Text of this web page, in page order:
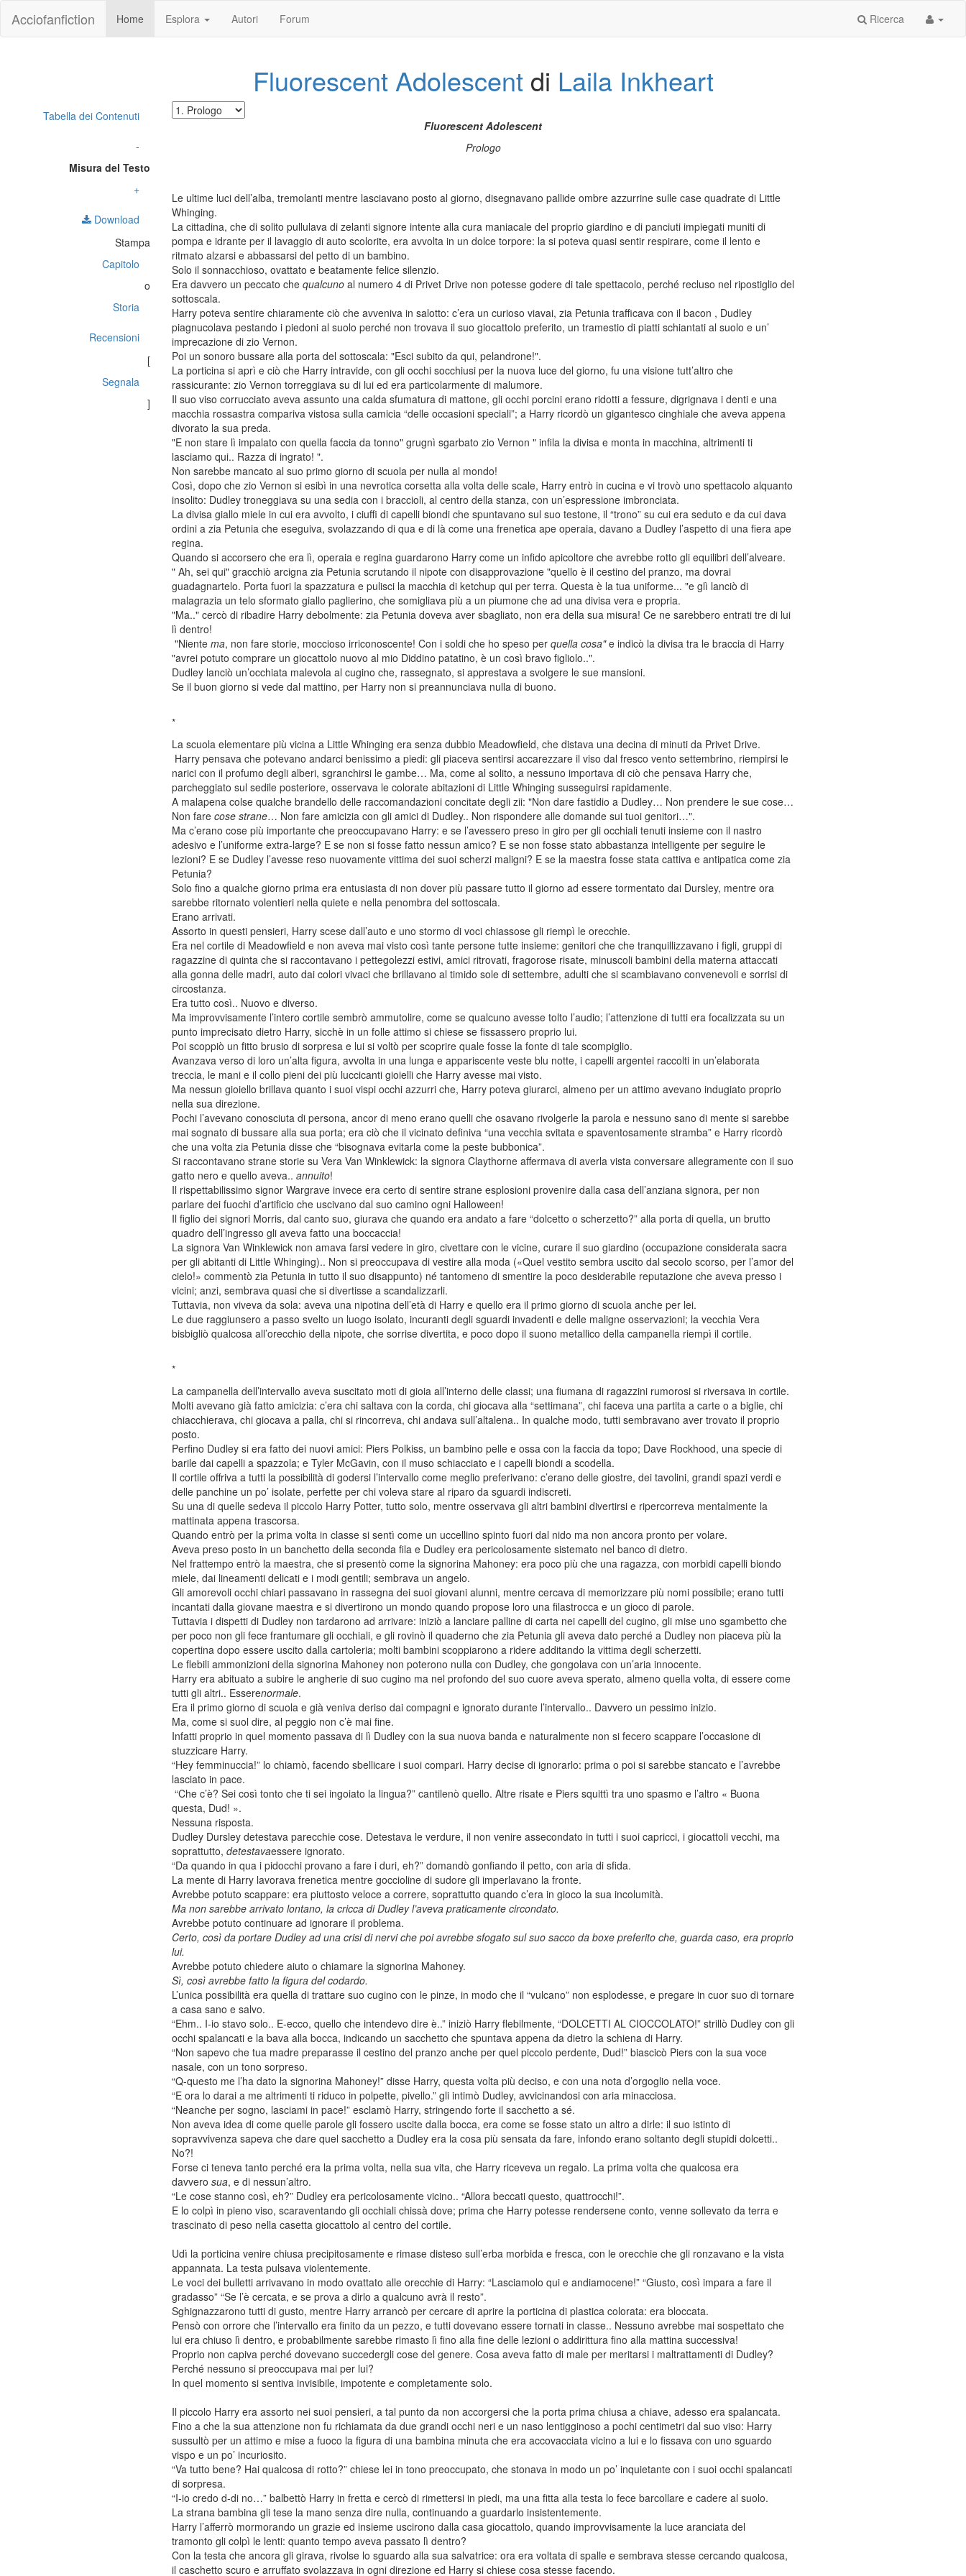
Acciofanfiction Home Esplora Autori Forum Ricerca
Fluorescent Adolescentdi Laila Inkheart
Tabella dei Contenuti
-
Misura del Testo
+
Download
Stampa
Capitolo
o
Storia
Recensioni
[
Segnala
]
Fluorescent Adolescent
Prologo
Le ultime luci dell’alba, tremolanti mentre lasciavano posto al giorno, disegnavano pallide ombre azzurrine sulle case quadrate di Little
Whinging.
La cittadina, che di solito pullulava di zelanti signore intente alla cura maniacale del proprio giardino e di panciuti impiegati muniti di
pompa e idrante per il lavaggio di auto scolorite, era avvolta in un dolce torpore: la si poteva quasi sentir respirare, come il lento e
ritmato alzarsi e abbassarsi del petto di un bambino.
Solo il sonnacchioso, ovattato e beatamente felice silenzio.
Era davvero un peccato che qualcuno al numero 4 di Privet Drive non potesse godere di tale spettacolo, perché recluso nel ripostiglio del
sottoscala.
Harry poteva sentire chiaramente ciò che avveniva in salotto: c’era un curioso viavai, zia Petunia trafficava con il bacon , Dudley
piagnucolava pestando i piedoni al suolo perché non trovava il suo giocattolo preferito, un tramestio di piatti schiantati al suolo e un’
imprecazione di zio Vernon.
Poi un sonoro bussare alla porta del sottoscala: "Esci subito da qui, pelandrone!".
La porticina si aprì e ciò che Harry intravide, con gli occhi socchiusi per la nuova luce del giorno, fu una visione tutt’altro che
rassicurante: zio Vernon torreggiava su di lui ed era particolarmente di malumore.
Il suo viso corrucciato aveva assunto una calda sfumatura di mattone, gli occhi porcini erano ridotti a fessure, digrignava i denti e una
macchia rossastra compariva vistosa sulla camicia “delle occasioni speciali”; a Harry ricordò un gigantesco cinghiale che aveva appena
divorato la sua preda.
"E non stare lì impalato con quella faccia da tonno" grugnì sgarbato zio Vernon " infila la divisa e monta in macchina, altrimenti ti
lasciamo qui.. Razza di ingrato! ".
Non sarebbe mancato al suo primo giorno di scuola per nulla al mondo!
Così, dopo che zio Vernon si esibì in una nevrotica corsetta alla volta delle scale, Harry entrò in cucina e vi trovò uno spettacolo alquanto
insolito: Dudley troneggiava su una sedia con i braccioli, al centro della stanza, con un’espressione imbronciata.
La divisa giallo miele in cui era avvolto, i ciuffi di capelli biondi che spuntavano sul suo testone, il “trono” su cui era seduto e da cui dava
ordini a zia Petunia che eseguiva, svolazzando di qua e di là come una frenetica ape operaia, davano a Dudley l’aspetto di una fiera ape
regina.
Quando si accorsero che era lì, operaia e regina guardarono Harry come un infido apicoltore che avrebbe rotto gli equilibri dell’alveare.
" Ah, sei qui" gracchiò arcigna zia Petunia scrutando il nipote con disapprovazione "quello è il cestino del pranzo, ma dovrai
guadagnartelo. Porta fuori la spazzatura e pulisci la macchia di ketchup qui per terra. Questa è la tua uniforme... "e glì lanciò di
malagrazia un telo sformato giallo paglierino, che somigliava più a un piumone che ad una divisa vera e propria.
"Ma.." cercò di ribadire Harry debolmente: zia Petunia doveva aver sbagliato, non era della sua misura! Ce ne sarebbero entrati tre di lui
lì dentro!
"Niente ma, non fare storie, moccioso irriconoscente! Con i soldi che ho speso per quella cosa"e indicò la divisa tra le braccia di Harry
"avrei potuto comprare un giocattolo nuovo al mio Diddino patatino, è un così bravo figliolo..".
Dudley lanciò un’occhiata malevola al cugino che, rassegnato, si apprestava a svolgere le sue mansioni.
Se il buon giorno si vede dal mattino, per Harry non si preannunciava nulla di buono.
*
La scuola elementare più vicina a Little Whinging era senza dubbio Meadowfield, che distava una decina di minuti da Privet Drive.
Harry pensava che potevano andarci benissimo a piedi: gli piaceva sentirsi accarezzare il viso dal fresco vento settembrino, riempirsi le
narici con il profumo degli alberi, sgranchirsi le gambe… Ma, come al solito, a nessuno importava di ciò che pensava Harry che,
parcheggiato sul sedile posteriore, osservava le colorate abitazioni di Little Whinging susseguirsi rapidamente.
A malapena colse qualche brandello delle raccomandazioni concitate degli zii: "Non dare fastidio a Dudley… Non prendere le sue cose…
Non fare cose strane… Non fare amicizia con gli amici di Dudley.. Non rispondere alle domande sui tuoi genitori…".
Ma c’erano cose più importante che preoccupavano Harry: e se l’avessero preso in giro per gli occhiali tenuti insieme con il nastro
adesivo e l’uniforme extra-large? E se non si fosse fatto nessun amico? E se non fosse stato abbastanza intelligente per seguire le
lezioni? E se Dudley l’avesse reso nuovamente vittima dei suoi scherzi maligni? E se la maestra fosse stata cattiva e antipatica come zia
Petunia?
Solo fino a qualche giorno prima era entusiasta di non dover più passare tutto il giorno ad essere tormentato dai Dursley, mentre ora
sarebbe ritornato volentieri nella quiete e nella penombra del sottoscala.
Erano arrivati.
Assorto in questi pensieri, Harry scese dall’auto e uno stormo di voci chiassose gli riempì le orecchie.
Era nel cortile di Meadowfield e non aveva mai visto così tante persone tutte insieme: genitori che che tranquillizzavano i figli, gruppi di
ragazzine di quinta che si raccontavano i pettegolezzi estivi, amici ritrovati, fragorose risate, minuscoli bambini della materna attaccati
alla gonna delle madri, auto dai colori vivaci che brillavano al timido sole di settembre, adulti che si scambiavano convenevoli e sorrisi di
circostanza.
Era tutto così.. Nuovo e diverso.
Ma improvvisamente l’intero cortile sembrò ammutolire, come se qualcuno avesse tolto l’audio; l’attenzione di tutti era focalizzata su un
punto imprecisato dietro Harry, sicchè in un folle attimo si chiese se fissassero proprio lui.
Poi scoppiò un fitto brusio di sorpresa e lui si voltò per scoprire quale fosse la fonte di tale scompiglio.
Avanzava verso di loro un’alta figura, avvolta in una lunga e appariscente veste blu notte, i capelli argentei raccolti in un’elaborata
treccia, le mani e il collo pieni dei più luccicanti gioielli che Harry avesse mai visto.
Ma nessun gioiello brillava quanto i suoi vispi occhi azzurri che, Harry poteva giurarci, almeno per un attimo avevano indugiato proprio
nella sua direzione.
Pochi l’avevano conosciuta di persona, ancor di meno erano quelli che osavano rivolgerle la parola e nessuno sano di mente si sarebbe
mai sognato di bussare alla sua porta; era ciò che il vicinato definiva “una vecchia svitata e spaventosamente stramba” e Harry ricordò
che una volta zia Petunia disse che “bisognava evitarla come la peste bubbonica”.
Si raccontavano strane storie su Vera Van Winklewick: la signora Claythorne affermava di averla vista conversare allegramente con il suo
gatto nero e quello aveva.. annuito!
Il rispettabilissimo signor Wargrave invece era certo di sentire strane esplosioni provenire dalla casa dell’anziana signora, per non
parlare dei fuochi d’artificio che uscivano dal suo camino ogni Halloween!
Il figlio dei signori Morris, dal canto suo, giurava che quando era andato a fare “dolcetto o scherzetto?” alla porta di quella, un brutto
quadro dell’ingresso gli aveva fatto una boccaccia!
La signora Van Winklewick non amava farsi vedere in giro, civettare con le vicine, curare il suo giardino (occupazione considerata sacra
per gli abitanti di Little Whinging).. Non si preoccupava di vestire alla moda («Quel vestito sembra uscito dal secolo scorso, per l’amor del
cielo!» commentò zia Petunia in tutto il suo disappunto) né tantomeno di smentire la poco desiderabile reputazione che aveva presso i
vicini; anzi, sembrava quasi che si divertisse a scandalizzarli.
Tuttavia, non viveva da sola: aveva una nipotina dell’età di Harry e quello era il primo giorno di scuola anche per lei.
Le due raggiunsero a passo svelto un luogo isolato, incuranti degli sguardi invadenti e delle maligne osservazioni; la vecchia Vera
bisbigliò qualcosa all’orecchio della nipote, che sorrise divertita, e poco dopo il suono metallico della campanella riempì il cortile.
*
La campanella dell’intervallo aveva suscitato moti di gioia all’interno delle classi; una fiumana di ragazzini rumorosi si riversava in cortile.
Molti avevano già fatto amicizia: c’era chi saltava con la corda, chi giocava alla “settimana”, chi faceva una partita a carte o a biglie, chi
chiacchierava, chi giocava a palla, chi si rincorreva, chi andava sull’altalena.. In qualche modo, tutti sembravano aver trovato il proprio
posto.
Perfino Dudley si era fatto dei nuovi amici: Piers Polkiss, un bambino pelle e ossa con la faccia da topo; Dave Rockhood, una specie di
barile dai capelli a spazzola; e Tyler McGavin, con il muso schiacciato e i capelli biondi a scodella.
Il cortile offriva a tutti la possibilità di godersi l’intervallo come meglio preferivano: c’erano delle giostre, dei tavolini, grandi spazi verdi e
delle panchine un po’ isolate, perfette per chi voleva stare al riparo da sguardi indiscreti.
Su una di quelle sedeva il piccolo Harry Potter, tutto solo, mentre osservava gli altri bambini divertirsi e ripercorreva mentalmente la
mattinata appena trascorsa.
Quando entrò per la prima volta in classe si sentì come un uccellino spinto fuori dal nido ma non ancora pronto per volare.
Aveva preso posto in un banchetto della seconda fila e Dudley era pericolosamente sistemato nel banco di dietro.
Nel frattempo entrò la maestra, che si presentò come la signorina Mahoney: era poco più che una ragazza, con morbidi capelli biondo
miele, dai lineamenti delicati e i modi gentili; sembrava un angelo.
Gli amorevoli occhi chiari passavano in rassegna dei suoi giovani alunni, mentre cercava di memorizzare più nomi possibile; erano tutti
incantati dalla giovane maestra e si divertirono un mondo quando propose loro una filastrocca e un gioco di parole.
Tuttavia i dispetti di Dudley non tardarono ad arrivare: iniziò a lanciare palline di carta nei capelli del cugino, gli mise uno sgambetto che
per poco non gli fece frantumare gli occhiali, e gli rovinò il quaderno che zia Petunia gli aveva dato perché a Dudley non piaceva più la
copertina dopo essere uscito dalla cartoleria; molti bambini scoppiarono a ridere additando la vittima degli scherzetti.
Le flebili ammonizioni della signorina Mahoney non poterono nulla con Dudley, che gongolava con un’aria innocente.
Harry era abituato a subire le angherie di suo cugino ma nel profondo del suo cuore aveva sperato, almeno quella volta, di essere come
tutti gli altri.. Esserenormale.
Era il primo giorno di scuola e già veniva deriso dai compagni e ignorato durante l’intervallo.. Davvero un pessimo inizio.
Ma, come si suol dire, al peggio non c’è mai fine.
Infatti proprio in quel momento passava di lì Dudley con la sua nuova banda e naturalmente non si fecero scappare l’occasione di
stuzzicare Harry.
“Hey femminuccia!” lo chiamò, facendo sbellicare i suoi compari. Harry decise di ignorarlo: prima o poi si sarebbe stancato e l’avrebbe
lasciato in pace.
“Che c’è? Sei così tonto che ti sei ingoiato la lingua?” cantilenò quello. Altre risate e Piers squittì tra uno spasmo e l’altro « Buona
questa, Dud! ».
Nessuna risposta.
Dudley Dursley detestava parecchie cose. Detestava le verdure, il non venire assecondato in tutti i suoi capricci, i giocattoli vecchi, ma
soprattutto, detestavaessere ignorato.
“Da quando in qua i pidocchi provano a fare i duri, eh?” domandò gonfiando il petto, con aria di sfida.
La mente di Harry lavorava frenetica mentre goccioline di sudore gli imperlavano la fronte.
Avrebbe potuto scappare: era piuttosto veloce a correre, soprattutto quando c’era in gioco la sua incolumità.
Ma non sarebbe arrivato lontano, la cricca di Dudley l’aveva praticamente circondato.
Avrebbe potuto continuare ad ignorare il problema.
Certo, così da portare Dudley ad una crisi di nervi che poi avrebbe sfogato sul suo sacco da boxe preferito che, guarda caso, era proprio
lui.
Avrebbe potuto chiedere aiuto o chiamare la signorina Mahoney.
Sì, così avrebbe fatto la figura del codardo.
L’unica possibilità era quella di trattare suo cugino con le pinze, in modo che il “vulcano” non esplodesse, e pregare in cuor suo di tornare
a casa sano e salvo.
“Ehm.. I-io stavo solo.. E-ecco, quello che intendevo dire è..” iniziò Harry flebilmente, “DOLCETTI AL CIOCCOLATO!” strillò Dudley con gli
occhi spalancati e la bava alla bocca, indicando un sacchetto che spuntava appena da dietro la schiena di Harry.
“Non sapevo che tua madre preparasse il cestino del pranzo anche per quel piccolo perdente, Dud!” biascicò Piers con la sua voce
nasale, con un tono sorpreso.
“Q-questo me l’ha dato la signorina Mahoney!” disse Harry, questa volta più deciso, e con una nota d’orgoglio nella voce.
“E ora lo darai a me altrimenti ti riduco in polpette, pivello.” gli intimò Dudley, avvicinandosi con aria minacciosa.
“Neanche per sogno, lasciami in pace!” esclamò Harry, stringendo forte il sacchetto a sé.
Non aveva idea di come quelle parole gli fossero uscite dalla bocca, era come se fosse stato un altro a dirle: il suo istinto di
sopravvivenza sapeva che dare quel sacchetto a Dudley era la cosa più sensata da fare, infondo erano soltanto degli stupidi dolcetti..
No?!
Forse ci teneva tanto perché era la prima volta, nella sua vita, che Harry riceveva un regalo. La prima volta che qualcosa era
davvero sua, e di nessun’altro.
“Le cose stanno così, eh?” Dudley era pericolosamente vicino.. “Allora beccati questo, quattrocchi!”.
E lo colpì in pieno viso, scaraventando gli occhiali chissà dove; prima che Harry potesse rendersene conto, venne sollevato da terra e
trascinato di peso nella casetta giocattolo al centro del cortile.
Udì la porticina venire chiusa precipitosamente e rimase disteso sull’erba morbida e fresca, con le orecchie che gli ronzavano e la vista
appannata. La testa pulsava violentemente.
Le voci dei bulletti arrivavano in modo ovattato alle orecchie di Harry: “Lasciamolo qui e andiamocene!” “Giusto, così impara a fare il
gradasso” “Se l’è cercata, e se prova a dirlo a qualcuno avrà il resto”.
Sghignazzarono tutti di gusto, mentre Harry arrancò per cercare di aprire la porticina di plastica colorata: era bloccata.
Pensò con orrore che l’intervallo era finito da un pezzo, e tutti dovevano essere tornati in classe.. Nessuno avrebbe mai sospettato che
lui era chiuso lì dentro, e probabilmente sarebbe rimasto lì fino alla fine delle lezioni o addirittura fino alla mattina successiva!
Proprio non capiva perché dovevano succedergli cose del genere. Cosa aveva fatto di male per meritarsi i maltrattamenti di Dudley?
Perché nessuno si preoccupava mai per lui?
In quel momento si sentiva invisibile, impotente e completamente solo.
Il piccolo Harry era assorto nei suoi pensieri, a tal punto da non accorgersi che la porta prima chiusa a chiave, adesso era spalancata.
Fino a che la sua attenzione non fu richiamata da due grandi occhi neri e un naso lentigginoso a pochi centimetri dal suo viso: Harry
sussultò per un attimo e mise a fuoco la figura di una bambina minuta che era accovacciata vicino a lui e lo fissava con uno sguardo
vispo e un po’ incuriosito.
“Va tutto bene? Hai qualcosa di rotto?” chiese lei in tono preoccupato, che stonava in modo un po’ inquietante con i suoi occhi spalancati
di sorpresa.
“I-io credo d-di no…” balbettò Harry in fretta e cercò di rimettersi in piedi, ma una fitta alla testa lo fece barcollare e cadere al suolo.
La strana bambina gli tese la mano senza dire nulla, continuando a guardarlo insistentemente.
Harry l’afferrò mormorando un grazie ed insieme uscirono dalla casa giocattolo, quando improvvisamente la luce aranciata del
tramonto gli colpì le lenti: quanto tempo aveva passato lì dentro?
Con la testa che ancora gli girava, rivolse lo sguardo alla sua salvatrice: ora era voltata di spalle e sembrava stesse cercando qualcosa,
il caschetto scuro e arruffato svolazzava in ogni direzione ed Harry si chiese cosa stesse facendo.